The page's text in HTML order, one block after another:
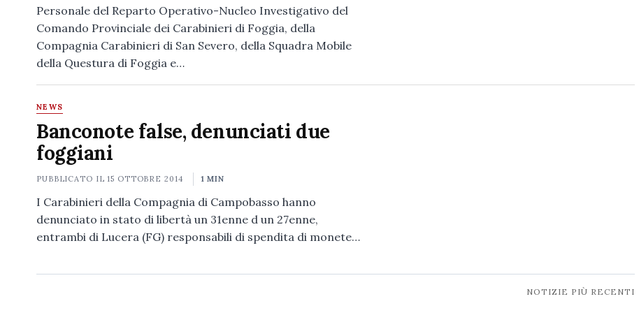
Personale del Reparto Operativo-Nucleo Investigativo del
Comando Provinciale dei Carabinieri di Foggia, della
Compagnia Carabinieri di San Severo, della Squadra Mobile
della Questura di Foggia e…
NEWS
Banconote false, denunciati due
foggiani
PUBBLICATO IL15 OTTOBRE 2014 1 MIN
I Carabinieri della Compagnia di Campobasso hanno
denunciato in stato di libertà un 31enne d un 27enne,
entrambi di Lucera (FG) responsabili di spendita di monete…
NOTIZIE PIÙ RECENTI